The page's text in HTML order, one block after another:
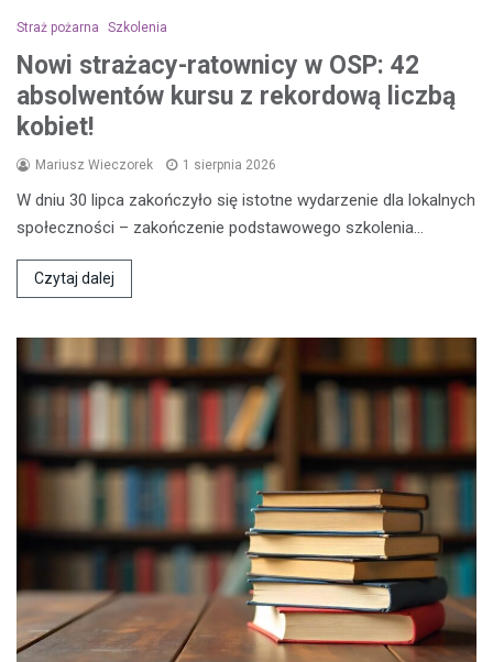
Straż pożarna Szkolenia
Nowi strażacy-ratownicy w OSP: 42
absolwentów kursu z rekordową liczbą
kobiet!
Mariusz Wieczorek 1 sierpnia 2026
W dniu 30 lipca zakończyło się istotne wydarzenie dla lokalnych
społeczności – zakończenie podstawowego szkolenia…
Czytaj dalej